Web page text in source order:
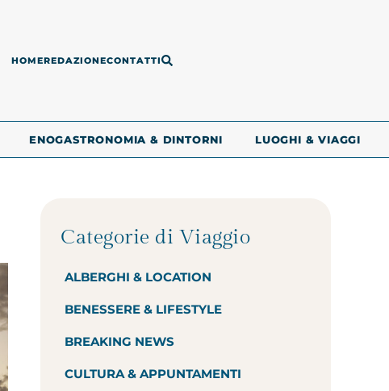
HOMEREDAZIONECONTATTI
ENOGASTRONOMIA & DINTORNI LUOGHI & VIAGGI
Categorie di Viaggio
ALBERGHI & LOCATION
BENESSERE & LIFESTYLE
BREAKING NEWS
CULTURA & APPUNTAMENTI